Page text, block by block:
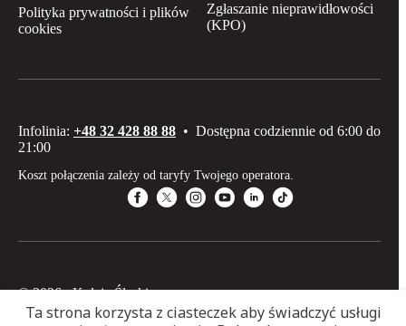
Polityka prywatności i plików
cookies
Zgłaszanie nieprawidłowości
(KPO)
Infolinia: +48 32 428 88 88 • Dostępna codziennie od 6:00 do
21:00
Koszt połączenia zależy od taryfy Twojego operatora.
© 2026 Koleje Śląskie sp. z o.o
Ta strona korzysta z ciasteczek aby świadczyć usługi